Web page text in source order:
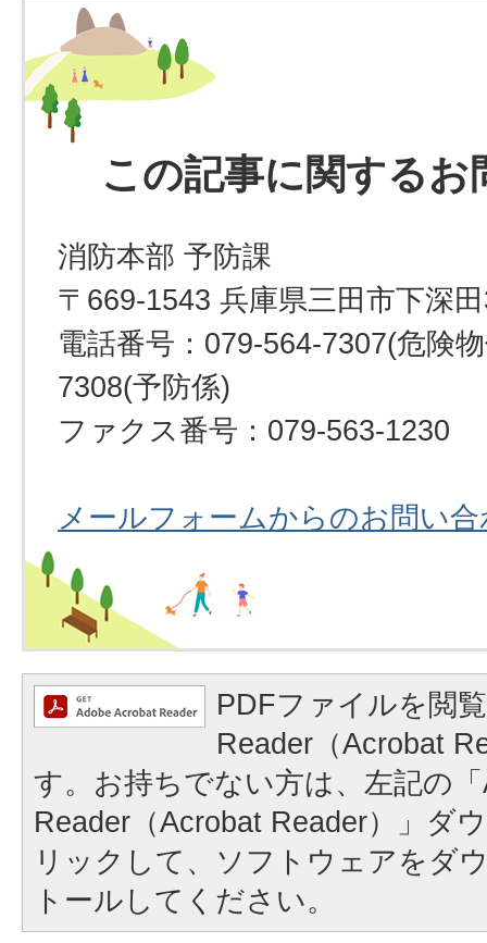
この記事に関するお
消防本部 予防課
〒669-1543 兵庫県三田市下深
電話番号：079-564-7307(危険
7308(予防係)
ファクス番号：079-563-1230
メールフォームからのお問い
PDFファイルを閲
Reader（Acrobat
す。お持ちでない方は、左記の
Reader（Acrobat Reader）」ダ
リックして、ソフトウェアをダ
トールしてください。